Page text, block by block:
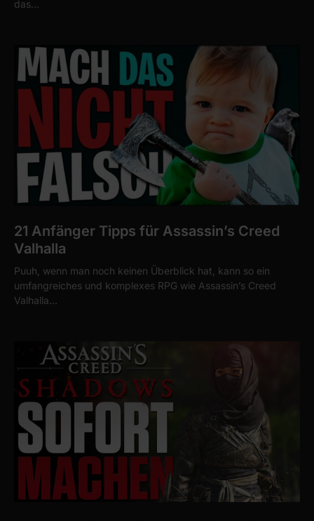
das…
21 Anfänger Tipps für Assassin’s Creed
Valhalla
Puuh, wenn man noch keinen Überblick hat, kann so ein
umfangreiches und komplexes RPG wie Assassin’s Creed
Valhalla…